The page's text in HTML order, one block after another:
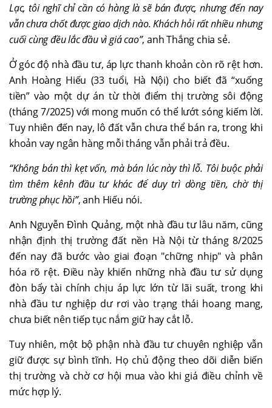
Lạc, tôi nghĩ chỉ cần có hàng là sẽ bán được, nhưng đến nay
vẫn chưa chốt được giao dịch nào. Khách hỏi rất nhiều nhưng
cuối cùng đều lắc đầu vì giá cao”, anh Thắng chia sẻ.
Ở góc độ nhà đầu tư, áp lực thanh khoản còn rõ rệt hơn.
Anh Hoàng Hiếu (33 tuổi, Hà Nội) cho biết đã “xuống
tiền” vào một dự án từ thời điểm thị trường sôi động
(tháng 7/2025) với mong muốn có thể lướt sóng kiếm lời.
Tuy nhiên đến nay, lô đất vẫn chưa thể bán ra, trong khi
khoản vay ngân hàng mỗi tháng vẫn phải trả đều.
“Không bán thì kẹt vốn, mà bán lúc này thì lỗ. Tôi buộc phải
tìm thêm kênh đầu tư khác để duy trì dòng tiền, chờ thị
trường phục hồi”, anh Hiếu nói.
Anh Nguyễn Đình Quảng, một nhà đầu tư lâu năm, cũng
nhận định thị trường đất nền Hà Nội từ tháng 8/2025
đến nay đã bước vào giai đoạn "chững nhịp" và phân
hóa rõ rệt. Điều này khiến những nhà đầu tư sử dụng
đòn bẩy tài chính chịu áp lực lớn từ lãi suất, trong khi
nhà đầu tư nghiệp dư rơi vào trạng thái hoang mang,
chưa biết nên tiếp tục nắm giữ hay cắt lỗ.
Tuy nhiên, một bộ phận nhà đầu tư chuyên nghiệp vẫn
giữ được sự bình tĩnh. Họ chủ động theo dõi diễn biến
thị trường và chờ cơ hội mua vào khi giá điều chỉnh về
mức hợp lý.